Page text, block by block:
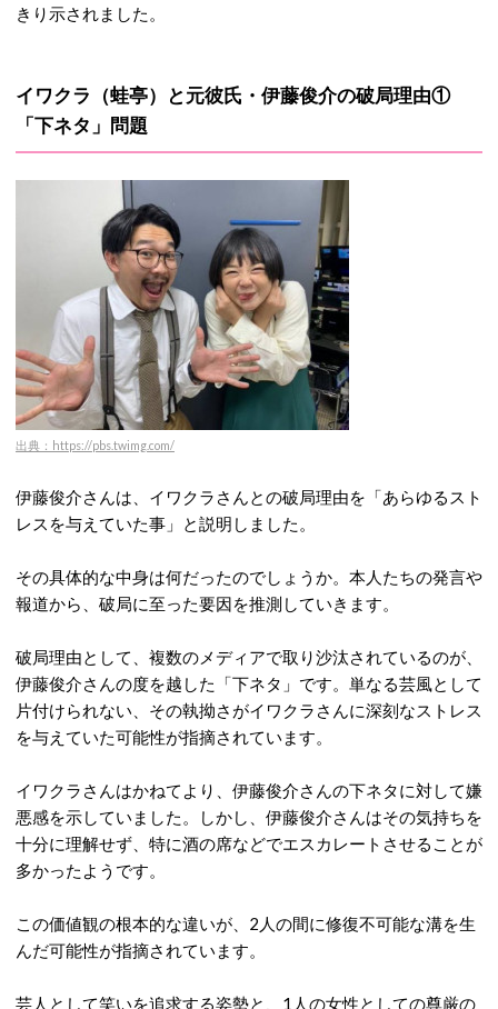
きり示されました。
イワクラ（蛙亭）と元彼氏・伊藤俊介の破局理由①
「下ネタ」問題
出典：https://pbs.twimg.com/
伊藤俊介さんは、イワクラさんとの破局理由を「あらゆるスト
レスを与えていた事」と説明しました。
その具体的な中身は何だったのでしょうか。本人たちの発言や
報道から、破局に至った要因を推測していきます。
破局理由として、複数のメディアで取り沙汰されているのが、
伊藤俊介さんの度を越した「下ネタ」です。単なる芸風として
片付けられない、その執拗さがイワクラさんに深刻なストレス
を与えていた可能性が指摘されています。
イワクラさんはかねてより、伊藤俊介さんの下ネタに対して嫌
悪感を示していました。
しかし、伊藤俊介さんはその気持ちを
十分に理解せず、特に酒の席などでエスカレートさせることが
多かったようです。
この価値観の根本的な違いが、2人の間に修復不可能な溝を生
んだ可能性が指摘されています。
芸人として笑いを追求する姿勢と、1人の女性としての尊厳の